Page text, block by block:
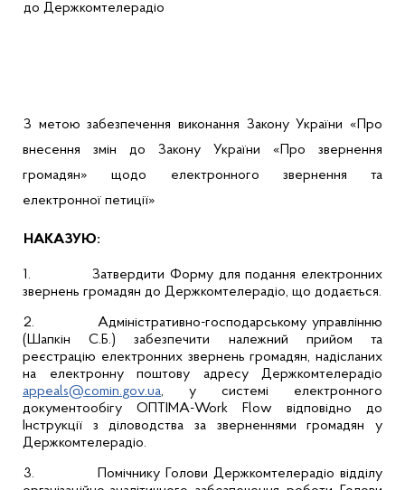
до Держкомтелерадіо
З метою забезпечення виконання Закону України «Про
внесення змін до Закону України «Про звернення
громадян» щодо електронного звернення та
електронної петиції»
НАКАЗУЮ:
1.
Затвердити Форму для подання електронних
звернень громадян до Держкомтелерадіо, що додається.
2.
Адміністративно-господарському управлінню
( Шапкін С.Б.) забезпечити належний прийом та
реєстрацію електронних звернень громадян, надісланих
на електронну поштову адресу Держкомтелерадіо
appeals@comin.gov.ua, у системі електронного
документообігу ОПТІМА-Work Flow відповідно до
Інструкції з діловодства за зверненнями громадян у
Держкомтелерадіо.
3.
Помічнику Голови Держкомтелерадіо відділу